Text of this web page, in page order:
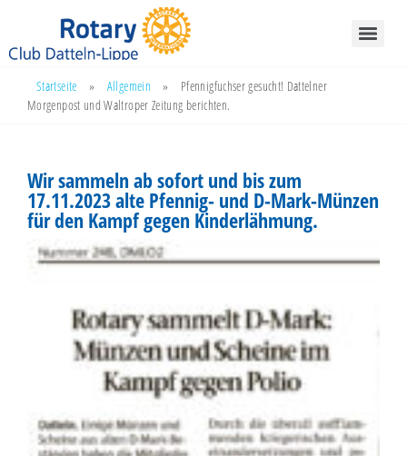
Startseite » Allgemein »
Pfennigfuchser gesucht! Dattelner
Morgenpost und Waltroper Zeitung berichten.
Wir sammeln ab sofort und bis zum
17.11.2023 alte Pfennig- und D-Mark-Münzen
für den Kampf gegen Kinderlähmung.